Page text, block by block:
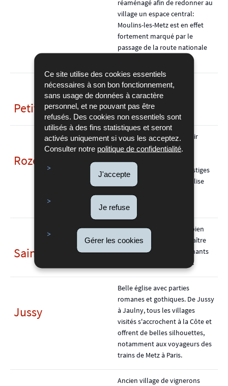
Ce site utilise des cookies essentiels
nécessaires à son bon fonctionnement,
sans usage de données à caractère
personnel, et ne pouvant pas être
refusés. Des cookies non essentiels sont
utilisés à des fins statistiques et seront
activés uniquement si vous les acceptez.
Consulter notre politique de confidentialité
J'accepte
Je refuse
Gérer les cookies
réaménagé afin de redonner au
village un espace central:
Moulins-les-Metz est en effet
fortement marqué par le
passage de la route nationale
Petit Chatel
Rozérieulles
Ce beau village à parcourir
conserve de nombreuses
entretenues, avec des vestiges
des XVe et XVIe s. Belle église
gothiques.
Sainte-Ruffine
Beau village résidentiel, bien
entretenu. Maisons de maître
du XVIIIe s. avec de charmants
jardins. Pressoir restauré.
Jussy
Belle église avec parties
romanes et gothiques. De Jussy
à Jaulny, tous les villages
visités s'accrochent à la Côte et
offrent de belles silhouettes,
notamment aux voyageurs des
trains de Metz à Paris.
Ancien village de vignerons